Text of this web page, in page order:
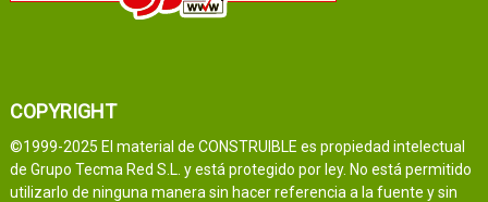
COPYRIGHT
©1999-2025 El material de CONSTRUIBLE es propiedad intelectual
de Grupo Tecma Red S.L. y está protegido por ley. No está permitido
utilizarlo de ninguna manera sin hacer referencia a la fuente y sin